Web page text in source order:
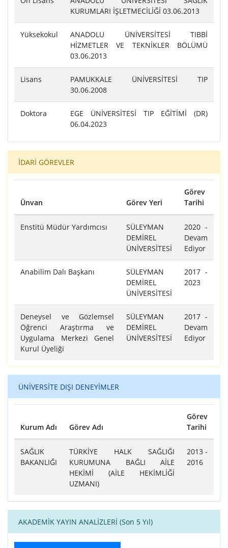
KURUMLARI İŞLETMECİLİĞİ 03.06.2013
Yüksekokul
ANADOLU ÜNİVERSİTESİ TIBBİ
HİZMETLER VE TEKNİKLER BÖLÜMÜ
03.06.2013
Lisans
PAMUKKALE ÜNİVERSİTESİ TIP
30.06.2008
Doktora
EGE ÜNİVERSİTESİ TIP EĞİTİMİ (DR)
06.04.2023
İDARİ GÖREVLER
Ünvan Görev Yeri
Görev
Tarihi
Enstitü Müdür Yardımcısı
SÜLEYMAN
DEMİREL
ÜNİVERSİTESİ
2020 -
Devam
Ediyor
Anabilim Dalı Başkanı
SÜLEYMAN
DEMİREL
ÜNİVERSİTESİ
2017 -
2023
Deneysel ve Gözlemsel
Öğrenci Araştırma ve
Uygulama Merkezi Genel
Kurul Üyeliği
SÜLEYMAN
DEMİREL
ÜNİVERSİTESİ
2017 -
Devam
Ediyor
ÜNİVERSİTE DIŞI DENEYİMLER
Kurum Adı Görev Adı
Görev
Tarihi
SAĞLIK
BAKANLIĞI
TÜRKİYE HALK SAĞLIĞI
KURUMUNA BAĞLI AİLE
HEKİMİ (AİLE HEKİMLİĞİ
UZMANI)
2013 -
2016
AKADEMİK YAYIN ANALİZLERİ (Son 5 Yıl)